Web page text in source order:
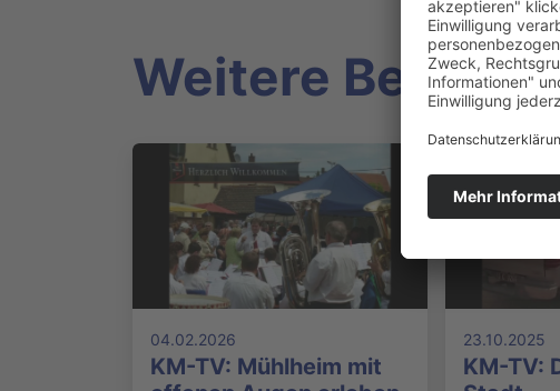
Weitere
04.02.2026
KM-TV: Mühlheim mit
23.10.2025
KM-TV: